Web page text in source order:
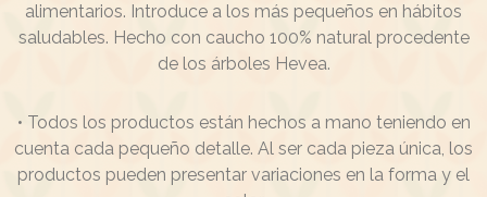
alimentarios. Introduce a los más pequeños en hábitos
saludables. Hecho con caucho 100% natural procedente
de los árboles Hevea.
• Todos los productos están hechos a mano teniendo en
cuenta cada pequeño detalle. Al ser cada pieza única, los
productos pueden presentar variaciones en la forma y el